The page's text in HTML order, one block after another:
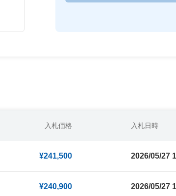
入札価格 入札日時
¥241,500 2026/05/27
¥240,900 2026/05/27